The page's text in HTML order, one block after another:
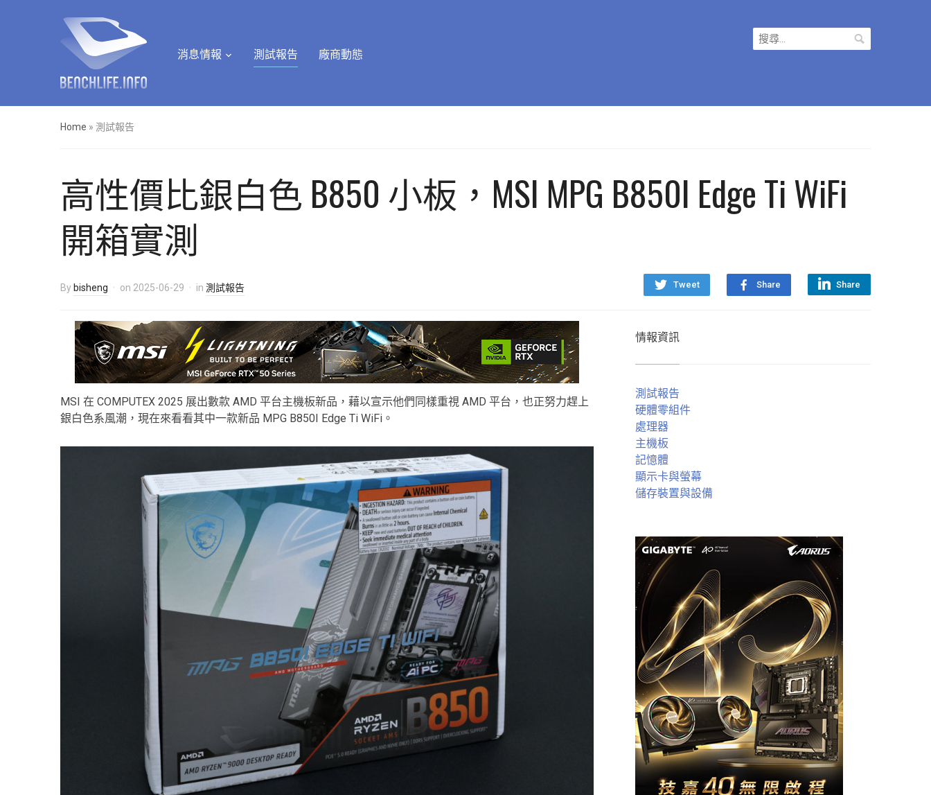
消息情報 測試報告 廠商動態
搜
尋
Home » 測試報告
高性價比銀白色 B850 小板，MSI MPG B850I Edge Ti WiFi
開箱實測
Tweet Share Share
By bisheng on 2025-06-29 in 測試報告
MSI 在 COMPUTEX 2025 展出數款 AMD 平台主機板新品，藉以宣示他們同樣重視 AMD 平台，也正努力趕上
銀白色系風潮，現在來看看其中一款新品 MPG B850I Edge Ti WiFi。
情報資訊
測試報告
硬體零組件
處理器
主機板
記憶體
顯示卡與螢幕
儲存裝置與設備